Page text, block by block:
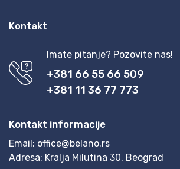
Kontakt
Imate pitanje? Pozovite nas!
+381 66 55 66 509
+381 11 36 77 773
Kontakt informacije
Email: office@belano.rs
Adresa: Kralja Milutina 30, Beograd